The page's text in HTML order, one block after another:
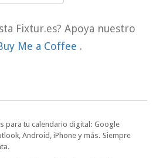
Fixtur.es? Apoya nuestro
Me a Coffee .
para tu calendario digital: Google
Android, iPhone y más. Siempre